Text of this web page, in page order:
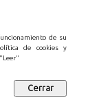
de su
de cookies y
FACe:
.
(a través de la